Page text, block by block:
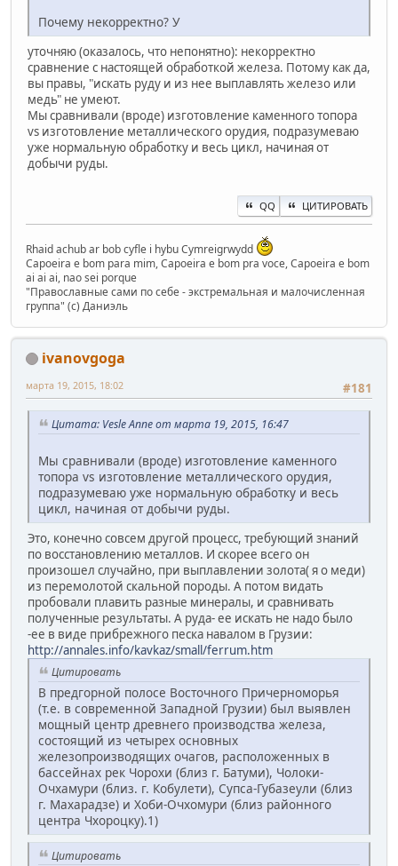
Почему некорректно? У
уточняю (оказалось, что непонятно): некорректно
сравнение с настоящей обработкой железа. Потому как да,
вы правы, "искать руду и из нее выплавлять железо или
медь" не умеют.
Мы сравнивали (вроде) изготовление каменного топора
vs изготовление металлического орудия, подразумеваю
уже нормальную обработку и весь цикл, начиная от
добычи руды.
QQ ЦИТИРОВАТЬ
Rhaid achub ar bob cyfle i hybu Cymreigrwydd
Capoeira e bom para mim, Capoeira e bom pra voce, Capoeira e bom
ai ai ai, nao sei porque
"Православные сами по себе - экстремальная и малочисленная
группа" (с) Даниэль
ivanovgoga
#181
марта 19, 2015, 18:02
Цитата: Vesle Anne от марта 19, 2015, 16:47
Мы сравнивали (вроде) изготовление каменного
топора vs изготовление металлического орудия,
подразумеваю уже нормальную обработку и весь
цикл, начиная от добычи руды.
Это, конечно совсем другой процесс, требующий знаний
по восстановлению металлов. И скорее всего он
произошел случайно, при выплавлении золота( я о меди)
из перемолотой скальной породы. А потом видать
пробовали плавить разные минералы, и сравнивать
полученные результаты. А руда- ее искать не надо было
-ее в виде прибрежного песка навалом в Грузии:
http://annales.info/kavkaz/small/ferrum.htm
Цитировать
В предгорной полосе Восточного Причерноморья
(т.е. в современной Западной Грузии) был выявлен
мощный центр древнего производства железа,
состоящий из четырех основных
железопроизводящих очагов, расположенных в
бассейнах рек Чорохи (близ г. Батуми), Чолоки-
Очхамури (близ. г. Кобулети), Супса-Губазеули (близ
г. Махарадзе) и Хоби-Очхомури (близ районного
центра Чхороцку).1)
Цитировать